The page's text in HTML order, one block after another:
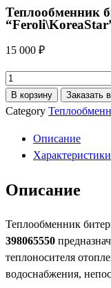
Теплообменник
15 000 ₽
Количество
товара
Теплообменник
"Feroli\KoreaStar"
В корзину Заказать
Category
Описание
Характеристики
Описание
Теплообменник
398065550
теплоносителя
водоснабжения,